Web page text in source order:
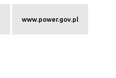
www.power.gov.pl